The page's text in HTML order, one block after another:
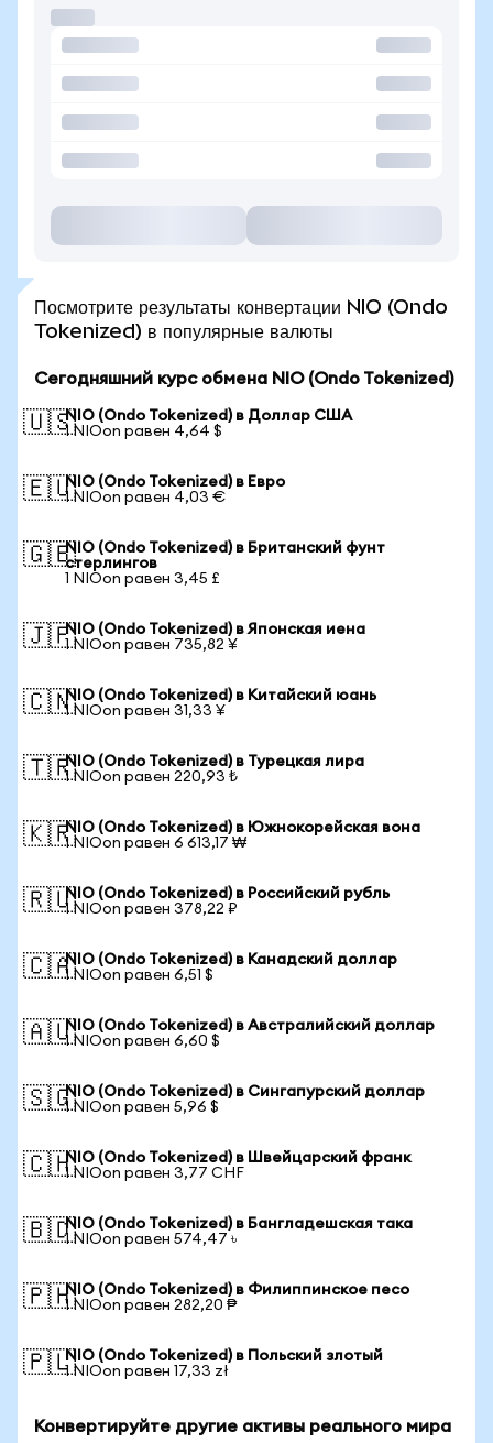
Посмотрите результаты конвертации NIO (Ondo
Tokenized) в популярные валюты
Сегодняшний курс обмена NIO (Ondo Tokenized)
🇺🇸NIO (Ondo Tokenized) в Доллар США
1 NIOon равен 4,64 $
🇪🇺NIO (Ondo Tokenized) в Евро
1 NIOon равен 4,03 €
🇬🇧NIO (Ondo Tokenized) в Британский фунт
стерлингов
1 NIOon равен 3,45 £
🇯🇵NIO (Ondo Tokenized) в Японская иена
1 NIOon равен 735,82 ¥
🇨🇳NIO (Ondo Tokenized) в Китайский юань
1 NIOon равен 31,33 ¥
🇹🇷NIO (Ondo Tokenized) в Турецкая лира
1 NIOon равен 220,93 ₺
🇰🇷NIO (Ondo Tokenized) в Южнокорейская вона
1 NIOon равен 6 613,17 ₩
🇷🇺NIO (Ondo Tokenized) в Российский рубль
1 NIOon равен 378,22 ₽
🇨🇦NIO (Ondo Tokenized) в Канадский доллар
1 NIOon равен 6,51 $
🇦🇺NIO (Ondo Tokenized) в Австралийский доллар
1 NIOon равен 6,60 $
🇸🇬NIO (Ondo Tokenized) в Сингапурский доллар
1 NIOon равен 5,96 $
🇨🇭NIO (Ondo Tokenized) в Швейцарский франк
1 NIOon равен 3,77 CHF
🇧🇩NIO (Ondo Tokenized) в Бангладешская така
1 NIOon равен 574,47 ৳
🇵🇭NIO (Ondo Tokenized) в Филиппинское песо
1 NIOon равен 282,20 ₱
🇵🇱NIO (Ondo Tokenized) в Польский злотый
1 NIOon равен 17,33 zł
Конвертируйте другие активы реального мира